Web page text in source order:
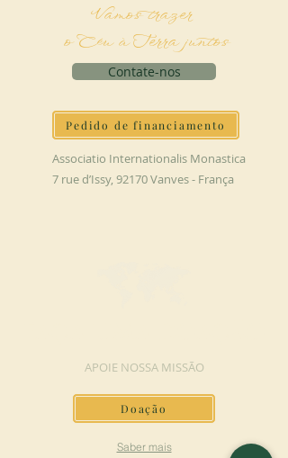
Vamos trazer
o Céu à Terra juntos
Contate-nos
Pedido de financiamento
Associatio Internationalis Monastica
7 rue d’Issy, 92170 Vanves - França
APOIE NOSSA MISSÃO
Doação
Saber mais